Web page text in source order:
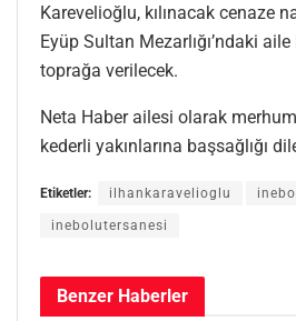
Karevelioğlu, kılınacak cenaze
Eyüp Sultan Mezarlığı’ndaki
toprağa verilecek.
Neta Haber ailesi olarak
kederli yakınlarına başsağlığı
Etiketler: ilhankaravelioglu
inebolutersanesi
Benzer Haberler